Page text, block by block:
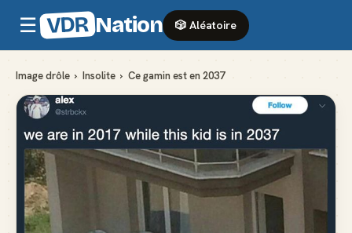
☰ VDR Nation 🎲 Aléatoire
Image drôle › Insolite › Ce gamin est en 2037